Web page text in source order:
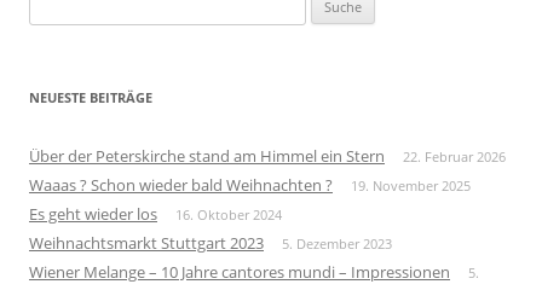
nach:
NEUESTE BEITRÄGE
Über der Peterskirche stand am Himmel ein Stern 22. Februar 2026
Waaas ? Schon wieder bald Weihnachten ? 19. November 2025
Es geht wieder los 16. Oktober 2024
Weihnachtsmarkt Stuttgart 2023 5. Dezember 2023
Wiener Melange – 10 Jahre cantores mundi – Impressionen
5.